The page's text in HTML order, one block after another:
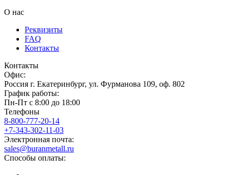
О нас
Реквизиты
FAQ
Контакты
Контакты
Офис:
Россия г. Екатеринбург, ул. Фурманова 109, оф. 802
График работы:
Пн-Пт с 8:00 до 18:00
Телефоны
8-800-777-20-14
+7-343-302-11-03
Электронная почта:
sales@buranmetall.ru
Способы оплаты: